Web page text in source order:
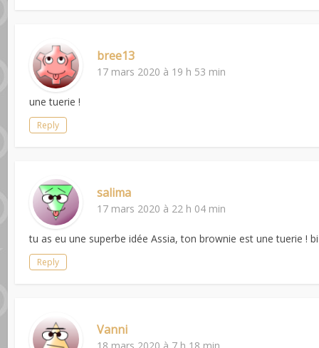
bree13
17 mars 2020 à 19 h 53 min
une tuerie !
Reply
salima
17 mars 2020 à 22 h 04 min
tu as eu une superbe idée Assia, ton brownie est une tuerie !
Reply
Vanni